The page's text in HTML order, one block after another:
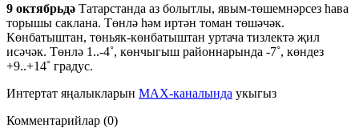
9 октябрьдә Татарстанда аз болытлы, явым-төшемнәрсез һава
торышы саклана. Төнлә һәм иртән томан төшәчәк.
Көнбатыштан, төньяк-көнбатыштан уртача тизлектә җил
исәчәк. Төнлә 1..-4˚, көнчыгыш районнарында -7˚, көндез
+9..+14˚ градус.
Интертат яңалыкларын MAX-каналында укыгыз
Комментарийлар (0)